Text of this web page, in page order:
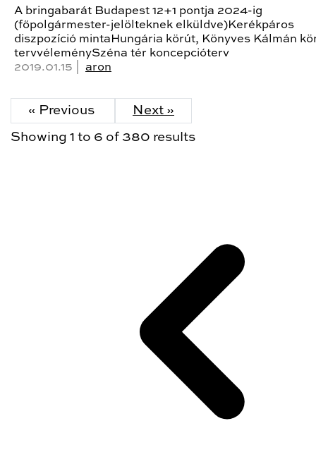
A bringabarát Budapest 12+1 pontja 2024-ig
(főpolgármester-jelölteknek elküldve)Kerékpáros
diszpozíció mintaHungária körút, Könyves Kálmán
tervvéleménySzéna tér koncepcióterv
2019.01.15 | aron
« Previous Next »
Showing 1 to 6 of 380 results